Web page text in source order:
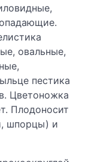
овальные,
пестика
Цветоножка
Плодоносит
шпорцы) и